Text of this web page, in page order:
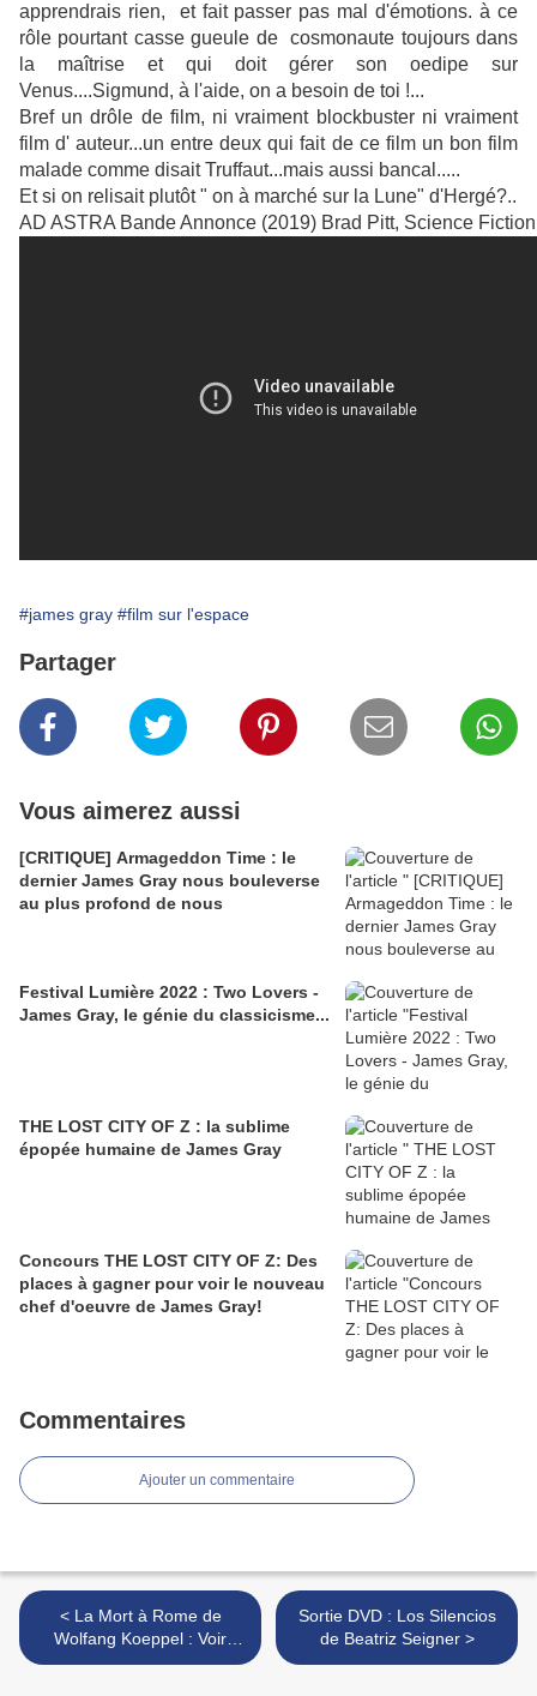
apprendrais rien, et fait passer pas mal d'émotions. à ce
rôle pourtant casse gueule de cosmonaute toujours dans
la maîtrise et qui doit gérer son oedipe sur
Venus....Sigmund, à l'aide, on a besoin de toi !...
Bref un drôle de film, ni vraiment blockbuster ni vraiment
film d' auteur...un entre deux qui fait de ce film un bon film
malade comme disait Truffaut...mais aussi bancal.....
Et si on relisait plutôt " on à marché sur la Lune" d'Hergé?..
AD ASTRA Bande Annonce (2019) Brad Pitt, Science Fiction
#james gray #film sur l'espace
Partager
Vous aimerez aussi
[CRITIQUE] Armageddon Time : le
dernier James Gray nous bouleverse
au plus profond de nous
Festival Lumière 2022 : Two Lovers -
James Gray, le génie du classicisme...
THE LOST CITY OF Z : la sublime
épopée humaine de James Gray
Concours THE LOST CITY OF Z: Des
places à gagner pour voir le nouveau
chef d'oeuvre de James Gray!
Commentaires
Ajouter un commentaire
< La Mort à Rome de
Wolfang Koeppel : Voir
Rome et mûrir
Sortie DVD : Los Silencios
de Beatriz Seigner >